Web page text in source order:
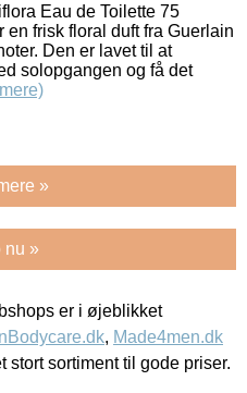
Eau de Toilette 75
frisk floral duft fra Guerlain
Den er lavet til at
solopgangen og få det
»
nu »
er i øjeblikket
, Made4men.dk
stort sortiment til gode priser.